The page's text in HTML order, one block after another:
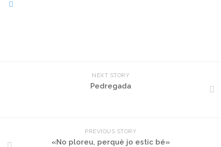
NEXT STORY
Pedregada
PREVIOUS STORY
«No ploreu, perquè jo estic bé»